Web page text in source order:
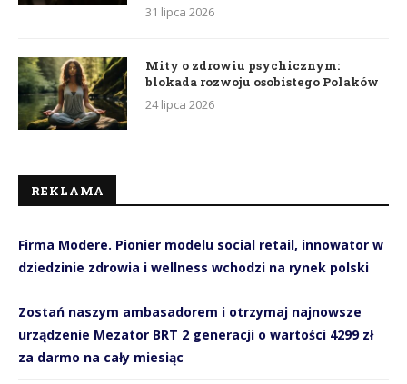
31 lipca 2026
Mity o zdrowiu psychicznym:
blokada rozwoju osobistego Polaków
24 lipca 2026
REKLAMA
Firma Modere. Pionier modelu social retail, innowator w
dziedzinie zdrowia i wellness wchodzi na rynek polski
Zostań naszym ambasadorem i otrzymaj najnowsze
urządzenie Mezator BRT 2 generacji o wartości 4299 zł
za darmo na cały miesiąc